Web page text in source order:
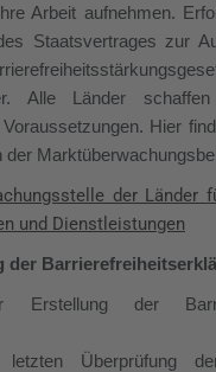
Arbeit aufnehmen.
Staatsvertrages zur
Alle Länder
Voraussetzungen. Hier
der
der Länder
und Dienstleistungen
der
Erstellung der
letzten Überprüfung